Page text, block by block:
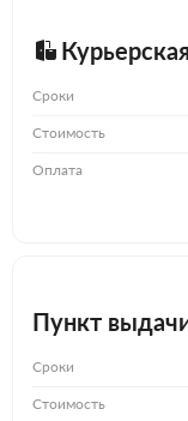
Сроки
Стоимость
Оплата
Пункт
Сроки
Стоимость